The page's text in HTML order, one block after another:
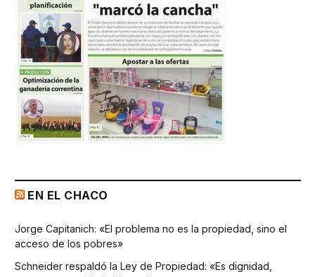
EN EL CHACO
Jorge Capitanich: «El problema no es la propiedad, sino el
acceso de los pobres»
Schneider respaldó la Ley de Propiedad: «Es dignidad,